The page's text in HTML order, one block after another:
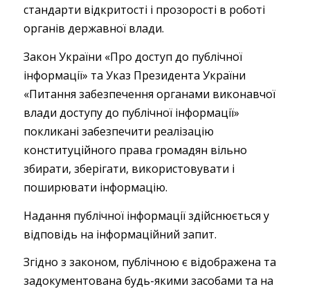
стандарти відкритості і прозорості в роботі
органів державної влади.
Закон України «Про доступ до публічної
інформації» та Указ Президента України
«Питання забезпечення органами виконавчої
влади доступу до публічної інформації»
покликані забезпечити реалізацію
конституційного права громадян вільно
збирати, зберігати, використовувати і
поширювати інформацію.
Надання публічної інформації здійснюється у
відповідь на інформаційний запит.
Згідно з законом, публічною є відображена та
задокументована будь-якими засобами та на